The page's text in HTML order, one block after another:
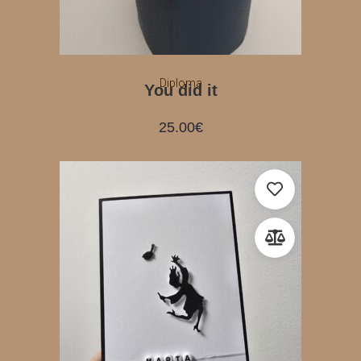
Diploma
You did it
25.00€